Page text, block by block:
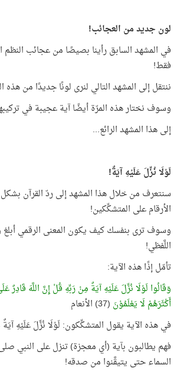
لون جديد من العجائب!
في المشهد السابق رأينا بصيصًا من عجائب النظم
فقط!
ننتقل إلى المشهد التالي لنرى لونًا جديدًا من هذه
وسوف نختار هذه المرّة أيضًا آية عجيبة في
إلى هذا المشهد الرائع...
لَوْلَا نُزِّلَ عَلَيْهِ آيَةٌ!
سنتعرف من خلال هذا المشهد إلى ردّ القرآن
الأرقام على المتشكِّكين!
وسوف ترى بنفسك كيف يكون المعنى الرقمي أبلغ
اللَّفظي!
تأمّل إذًا هذه الآية:
وَقَالُوا لَوْلَا نُزِّلَ عَلَيْهِ آيَةٌ مِنْ رَبِّهِ قُلْ إِنَّ اللَّهَ قَادِرٌ
أَكْثَرَهُمْ لَا يَعْلَمُوْنَ (37) الأنعام
في هذه الآية يقول المتشكِّكون: لَوْلَا نُزِّلَ عَلَيْهِ
فهم يطالبون بآية (أي معجزة) تنزل على النبي
السماء حتى يتيقَّنوا من صدقه!